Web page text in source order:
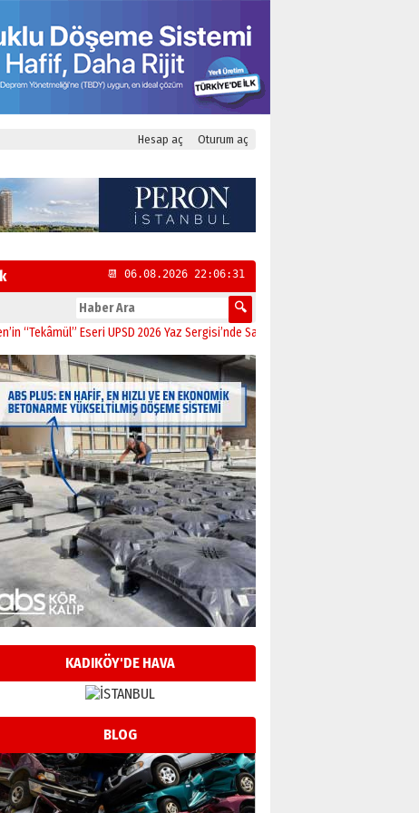
Hesap aç Oturum aç
📆 06.08.2026 22:06:32
Eseri UPSD 2026 Yaz Sergisi’nde Sanatseverlerle Buluştu
KADIKÖY'DE HAVA
BLOG